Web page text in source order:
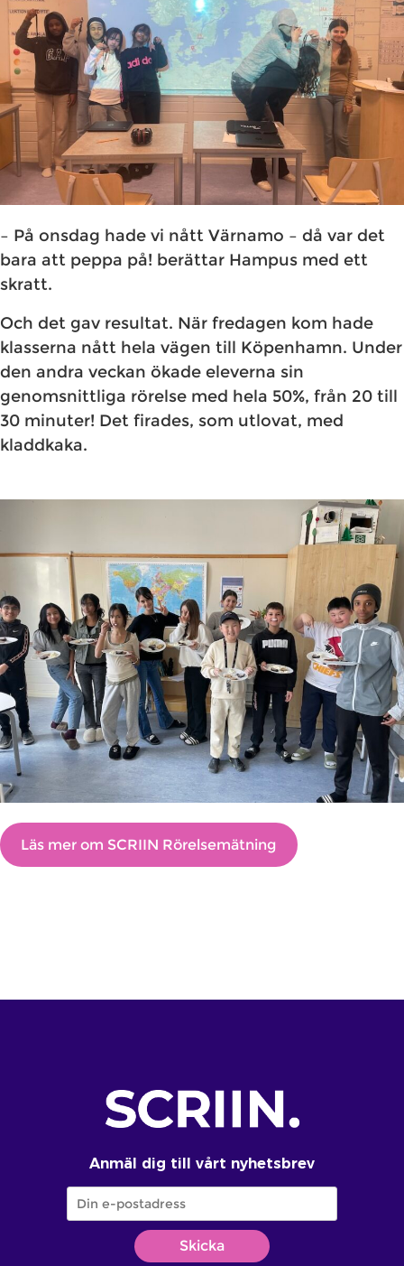
– På onsdag hade vi nått Värnamo – då var det
bara att peppa på! berättar Hampus med ett
skratt.
Och det gav resultat. När fredagen kom hade
klasserna nått hela vägen till Köpenhamn. Under
den andra veckan ökade eleverna sin
genomsnittliga rörelse med hela 50%, från 20 till
30 minuter! Det firades, som utlovat, med
kladdkaka.
Läs mer om SCRIIN Rörelsemätning
Anmäl dig till vårt nyhetsbrev